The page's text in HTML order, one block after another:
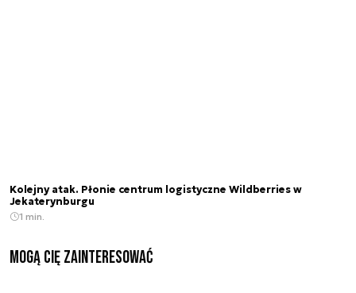
Kolejny atak. Płonie centrum logistyczne Wildberries w
Jekaterynburgu
1 min.
Mogą Cię zainteresować